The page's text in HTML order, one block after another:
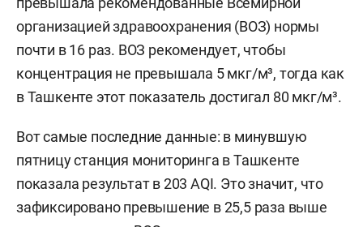
организацией здравоохранения (ВОЗ) нормы
почти в 16 раз. ВОЗ рекомендует, чтобы
концентрация не превышала 5 мкг/м³, тогда как
в Ташкенте этот показатель достигал 80 мкг/м³.
Вот самые последние данные: в минувшую
пятницу станция мониторинга в Ташкенте
показала результат в 203 AQI. Это значит, что
зафиксировано превышение в 25,5 раза выше